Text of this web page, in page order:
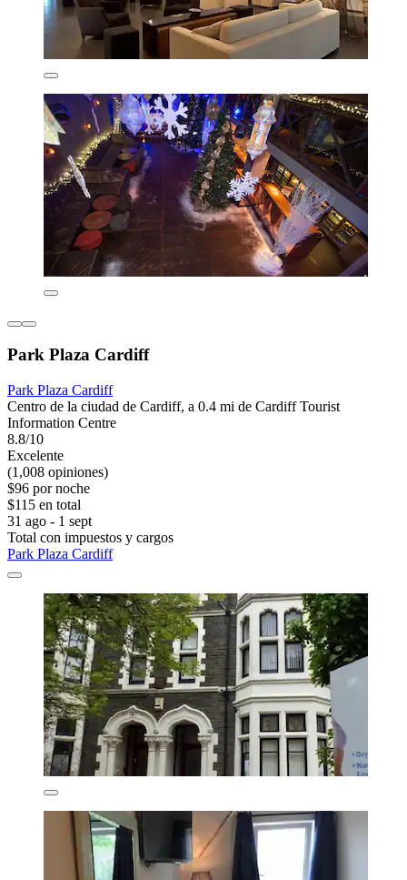
Park Plaza Cardiff
Park Plaza Cardiff
Centro de la ciudad de Cardiff, a 0.4 mi de Cardiff Tourist
Information Centre
8.8/10
Excelente
(1,008 opiniones)
$96 por noche
$115 en total
31 ago - 1 sept
Total con impuestos y cargos
Park Plaza Cardiff